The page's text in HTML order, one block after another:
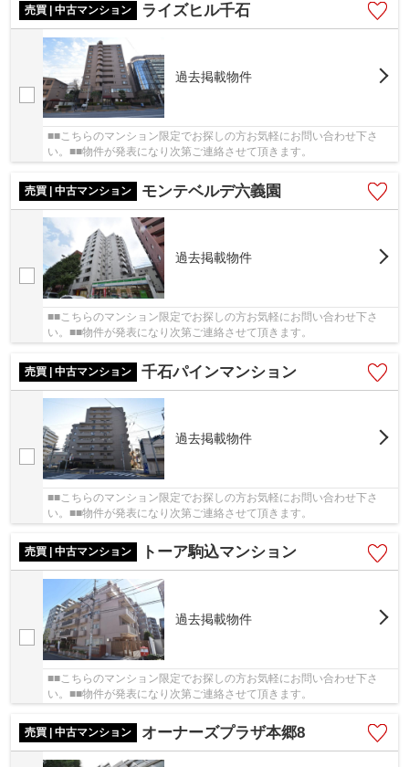
売買 | 中古マンション ライズヒル千石
過去掲載物件
■■こちらのマンション限定でお探しの方お気軽にお問い合わせ下さ
い。■■物件が発表になり次第ご連絡させて頂きます。
売買 | 中古マンション モンテベルデ六義園
過去掲載物件
■■こちらのマンション限定でお探しの方お気軽にお問い合わせ下さ
い。■■物件が発表になり次第ご連絡させて頂きます。
売買 | 中古マンション 千石パインマンション
過去掲載物件
■■こちらのマンション限定でお探しの方お気軽にお問い合わせ下さ
い。■■物件が発表になり次第ご連絡させて頂きます。
売買 | 中古マンション トーア駒込マンション
過去掲載物件
■■こちらのマンション限定でお探しの方お気軽にお問い合わせ下さ
い。■■物件が発表になり次第ご連絡させて頂きます。
売買 | 中古マンション オーナーズプラザ本郷8